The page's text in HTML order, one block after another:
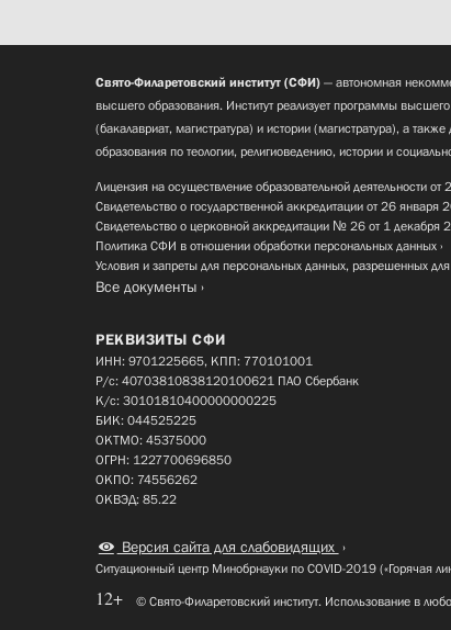
Свято-Филаретовский институт (СФИ) — автономная
высшего образования. Институт реализует программы
(бакалавриат, магистратура) и истории (магистратура), а
образования по теологии, религиоведению, истории и
Лицензия на осуществление образовательной деятельности
Свидетельство о государственной аккредитации от 26 января
Свидетельство о церковной аккредитации № 26 от 1 декабря
Политика СФИ в отношении обработки персональных данных
Условия и запреты для персональных данных, разрешенных
Все документы
РЕКВИЗИТЫ СФИ
ИНН: 9701225665, КПП: 770101001
Р/с: 40703810838120100621 ПАО Сбербанк
К/с: 30101810400000000225
БИК: 044525225
ОКТМО: 45375000
ОГРН: 1227700696850
ОКПО: 74556262
ОКВЭД: 85.22
Версия сайта для слабовидящих
Ситуационный центр Минобрнауки по COVID-2019
12+ © Свято-Филаретовский институт. Использование в